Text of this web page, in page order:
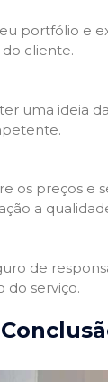
portfólio e
cliente.
uma ideia
preços e
a
de
do serviço.